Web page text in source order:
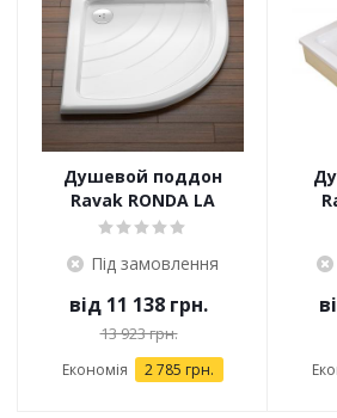
Душевой поддон
Ravak RONDA LA
Під замовлення
від 11 138 грн.
13 923 грн.
Економія 2 785 грн.